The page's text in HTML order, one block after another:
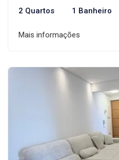
2 Quartos 1 Banheiro
Mais informações